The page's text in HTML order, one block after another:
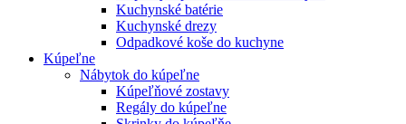
Kuchynské batérie
Kuchynské drezy
Odpadkové koše do kuchyne
Kúpeľne
Nábytok do kúpeľne
Kúpeľňové zostavy
Regály do kúpeľne